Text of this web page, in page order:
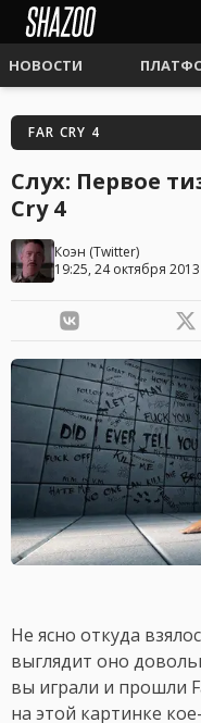
НОВОСТИ
FAR CRY 4
Слух: Первое
Cry 4
Коэн (Twitter)
19:25, 24 октября 2013
Не ясно откуда
выглядит оно
вы играли и прошли
на этой картинке